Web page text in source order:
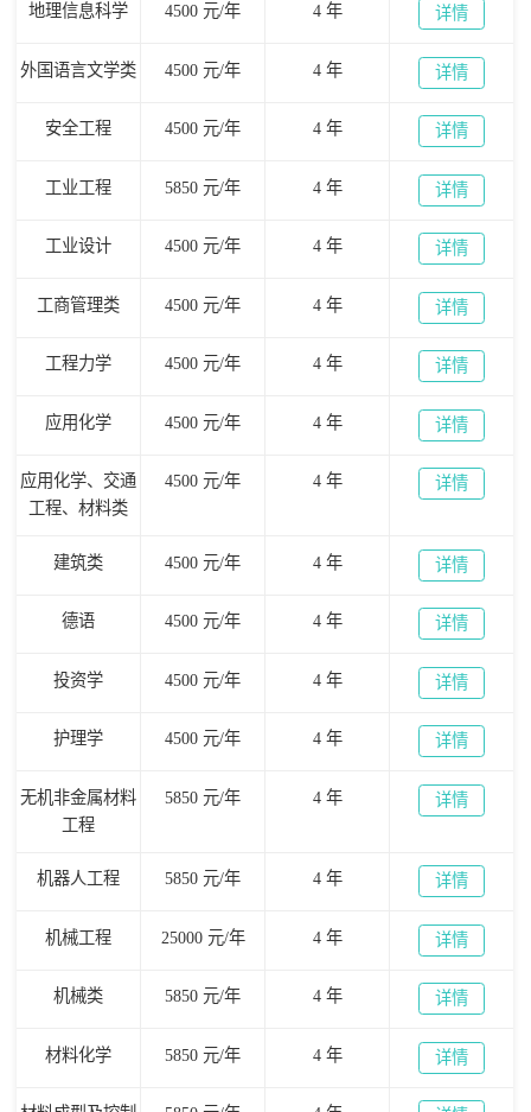
地理信息科学 4500 元/年 4 年 详情
外国语言文学类 4500 元/年 4 年 详情
安全工程 4500 元/年 4 年 详情
工业工程 5850 元/年 4 年 详情
工业设计 4500 元/年 4 年 详情
工商管理类 4500 元/年 4 年 详情
工程力学 4500 元/年 4 年 详情
应用化学 4500 元/年 4 年 详情
应用化学、交通
工程、材料类
4500 元/年 4 年 详情
建筑类 4500 元/年 4 年 详情
德语 4500 元/年 4 年 详情
投资学 4500 元/年 4 年 详情
护理学 4500 元/年 4 年 详情
无机非金属材料
工程
5850 元/年 4 年 详情
机器人工程 5850 元/年 4 年 详情
机械工程 25000 元/年 4 年 详情
机械类 5850 元/年 4 年 详情
材料化学 5850 元/年 4 年 详情